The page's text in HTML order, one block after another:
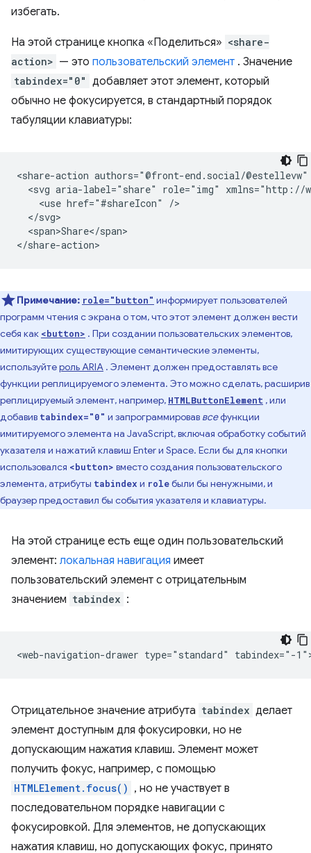
избегать.
На этой странице кнопка «Поделиться» <share-
action> — это пользовательский элемент . Значение
tabindex="0" добавляет этот элемент, который
обычно не фокусируется, в стандартный порядок
табуляции клавиатуры:
<share-action authors="@front-end.social/
<svg aria-label="share" role="img" xmlns="http://
    <use href="#shareIcon" />
  </svg>
  <span>Share</span>
Примечание: role="button" информирует пользователей
программ чтения с экрана о том, что этот элемент должен вести
себя как <button> . При создании пользовательских элементов,
имитирующих существующие семантические элементы,
используйтероль ARIA . Элемент должен предоставлять все
функции реплицируемого элемента. Это можно сделать, расширив
реплицируемый элемент, например, HTMLButtonElement , или
добавив tabindex="0" и запрограммировав всефункции
имитируемого элемента на JavaScript, включая обработку событий
указателя и нажатий клавиш Enter и Space. Если бы для кнопки
использовался <button> вместо создания пользовательского
элемента, атрибуты tabindex и roleбыли бы ненужными, и
браузер предоставил бы события указателя и клавиатуры.
На этой странице есть еще один пользовательский
элемент: локальная навигация имеет
пользовательский элемент с отрицательным
значением tabindex :
Отрицательное значение атрибута tabindex делает
элемент доступным для фокусировки, но не
допускающим нажатия клавиш. Элемент может
получить фокус, например, с помощью
HTMLElement.focus() , но не участвует в
последовательном порядке навигации с
фокусировкой. Для элементов, не допускающих
нажатия клавиш, но допускающих фокус, принято